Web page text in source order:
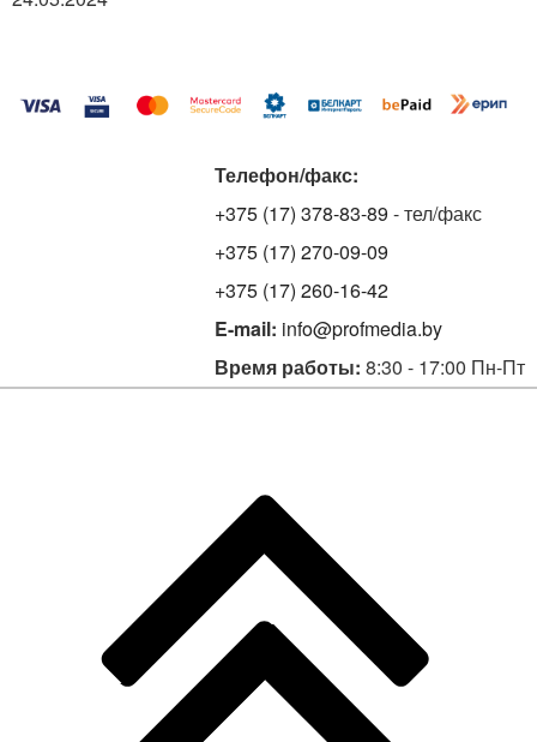
Телефон/факс:
+375 (17) 378-83-89 - тел/факс
+375 (17) 270-09-09
+375 (17) 260-16-42
E-mail: info@profmedia.by
Время работы: 8:30 - 17:00 Пн-Пт